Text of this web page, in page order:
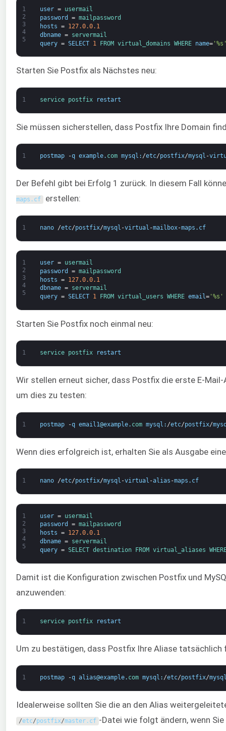
1
2
3
4
5
user =
usermail
password
= mailpassword
hosts =
127.0.0.1
dbname =
servermail
query = SELECT 1 FROM virtual_domains WHERE name=
Starten Sie Postfix als Nächstes neu:
1 service postfix restart
Sie müssen sicherstellen, dass Postfix Ihre Domain
1 postmap -q example. com mysql : /etc/postfix/mysql -
Der Befehl gibt bei Erfolg 1 zurück. In diesem Fall
maps . cf erstellen:
1 nano /etc/postfix/mysql -virtual -mailbox-maps . cf
1
2
3
4
5
user =
usermail
password
= mailpassword
hosts =
127.0.0.1
dbname =
servermail
query = SELECT 1 FROM virtual_users WHERE email='%s'
Starten Sie Postfix noch einmal neu:
1 service postfix restart
Wir stellen erneut sicher, dass Postfix die erste E-
um dies zu testen:
1 postmap -q email1@example. com mysql : /etc/postfix/
Wenn dies erfolgreich ist, erhalten Sie als Ausgabe
1 nano /etc/postfix/mysql -virtual -alias -maps . cf
1
2
3
4
5
user =
usermail
password
= mailpassword
hosts =
127.0.0.1
dbname =
servermail
query = SELECT destination FROM virtual_aliases
Damit ist die Konfiguration zwischen Postfix und
anzuwenden:
1 service postfix restart
Um zu bestätigen, dass Postfix Ihre Aliase tatsächlich
1 postmap -q alias@example. com mysql : /etc/postfix/
Idealerweise sollten Sie die an den Alias
/etc/postfix/master. cf -Datei wie folgt ändern, wenn